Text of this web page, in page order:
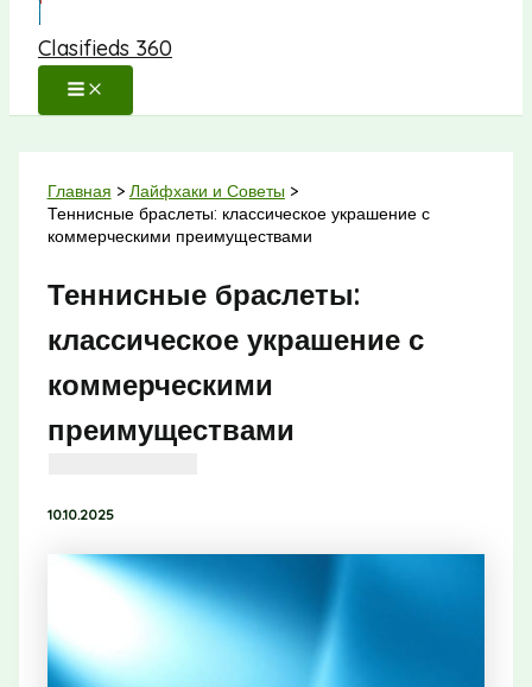
Clasifieds 360
Главная
Лайфхаки и Советы
Теннисные браслеты: классическое украшение с
коммерческими преимуществами
Теннисные браслеты:
классическое украшение с
коммерческими
преимуществами
10.10.2025